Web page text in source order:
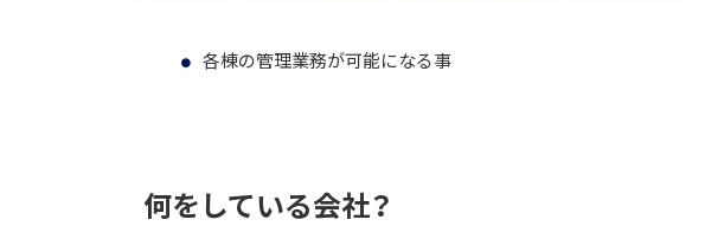
各棟の管理業務が可能になる事
何をしている会社？